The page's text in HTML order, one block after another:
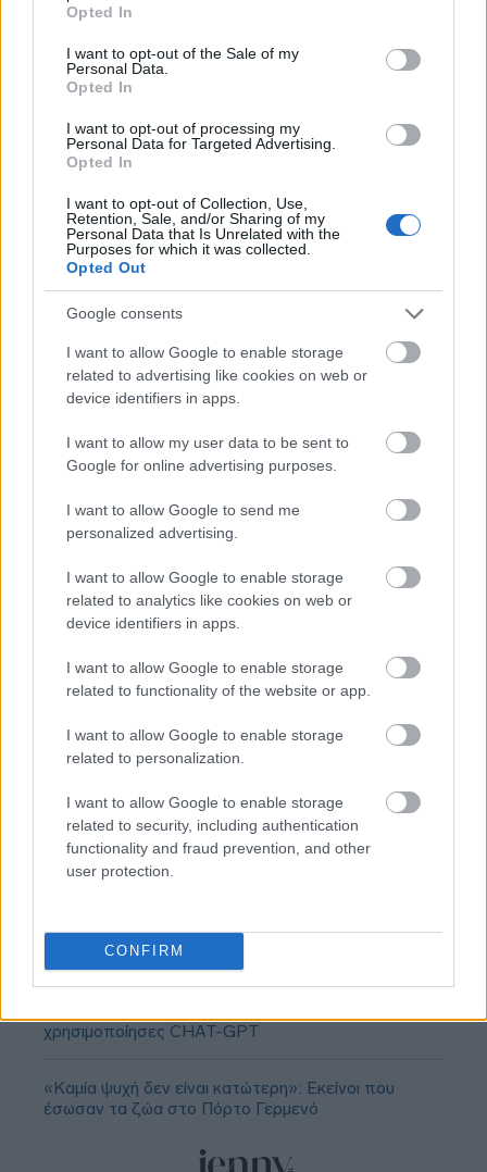
use your data for below specified purposes in below Google
consent section.
Opted In
I want to opt-out of the Sale of my
Personal Data.
Opted In
I want to opt-out of processing my
Personal Data for Targeted Advertising.
Opted In
I want to opt-out of Collection, Use,
Retention, Sale, and/or Sharing of my
Personal Data that Is Unrelated with the
Purposes for which it was collected.
Opted Out
Google consents
I want to allow Google to enable storage
related to advertising like cookies on web or
device identifiers in apps.
I want to allow my user data to be sent to
Google for online advertising purposes.
I want to allow Google to send me
personalized advertising.
I want to allow Google to enable storage
related to analytics like cookies on web or
device identifiers in apps.
I want to allow Google to enable storage
related to functionality of the website or app.
I want to allow Google to enable storage
related to personalization.
I want to allow Google to enable storage
related to security, including authentication
functionality and fraud prevention, and other
user protection.
CONFIRM
Ολυμπιακός: Πρόταση για δανεισμό και οψιόν
αγοράς του Μόουρα σύμφωνα με τους Πορτογάλους
Φενέρμπαχτσε: Αντέγραψε τον ποδοσφαιρικό
Παναθηναϊκό με Spiderman και Λιβάι Γκαρσία!
Ρεάλ Μαδρίτης ή Μπαρτσελόνα; Ο Ρόδρι μπροστά
στο μεγαλύτερο δίλημμα της καριέρας του
«Εδώ η Αθήνα θυμίζει Ευρώπη»: H γειτονιά εκτός
κέντρου που ανακάλυψαν στο TikTok
χρησιμοποίησες CHAT-GPT
«Καμία ψυχή δεν είναι κατώτερη»: Εκείνοι που
έσωσαν τα ζώα στο Πόρτο Γερμενό